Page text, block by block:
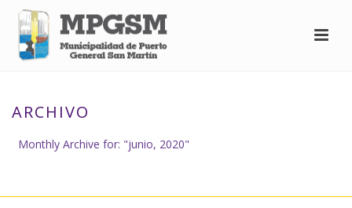
ARCHIVO
Monthly Archive for: "junio, 2020"